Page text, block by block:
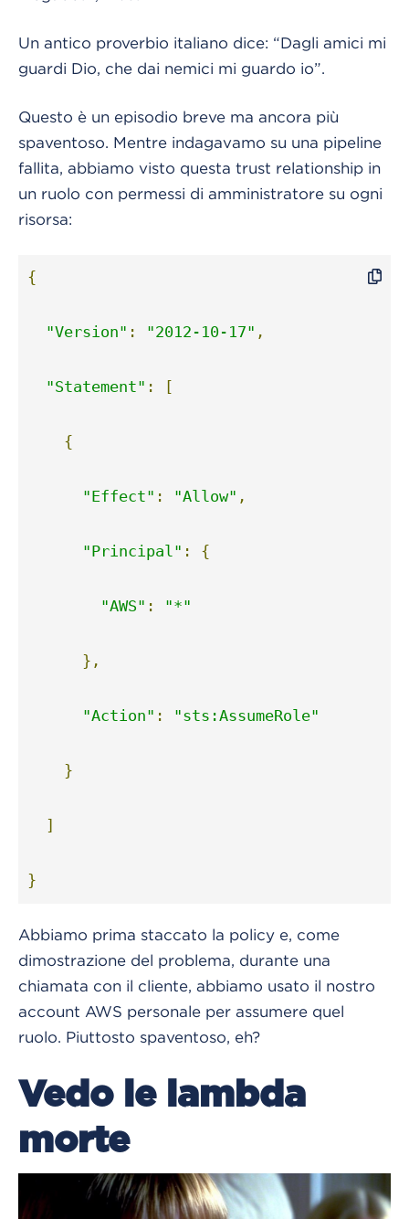
Un antico proverbio italiano dice: “Dagli amici mi
guardi Dio, che dai nemici mi guardo io”.
Questo è un episodio breve ma ancora più
spaventoso. Mentre indagavamo su una pipeline
fallita, abbiamo visto questa trust relationship in
un ruolo con permessi di amministratore su ogni
risorsa:
{
"Version" : "2012-10-17" ,
"Statement" : [
{
"Effect" : "Allow" ,
"Principal" : {
"AWS" : "*"
},
"Action" : "sts:AssumeRole"
}
]
}
Abbiamo prima staccato la policy e, come
dimostrazione del problema, durante una
chiamata con il cliente, abbiamo usato il nostro
account AWS personale per assumere quel
ruolo. Piuttosto spaventoso, eh?
Vedo le lambda
morte